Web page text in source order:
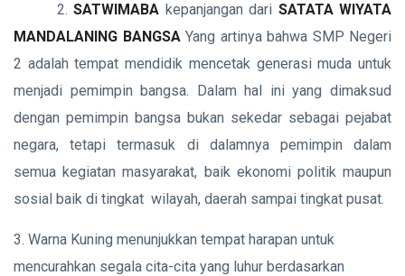
2.SATWIMABA kepanjangan dari SATATA WIYATA
MANDALANING BANGSAYang artinya bahwa SMP Negeri
2 adalah tempat mendidik mencetak generasi muda untuk
menjadi pemimpin bangsa. Dalam hal ini yang dimaksud
dengan pemimpin bangsa bukan sekedar sebagai pejabat
negara, tetapi termasuk di dalamnya pemimpin dalam
semua kegiatan masyarakat, baik ekonomi politik maupun
sosial baik di tingkat wilayah, daerah sampai tingkat pusat.
3. Warna Kuning menunjukkan tempat harapan untuk
mencurahkan segala cita-cita yang luhur berdasarkan